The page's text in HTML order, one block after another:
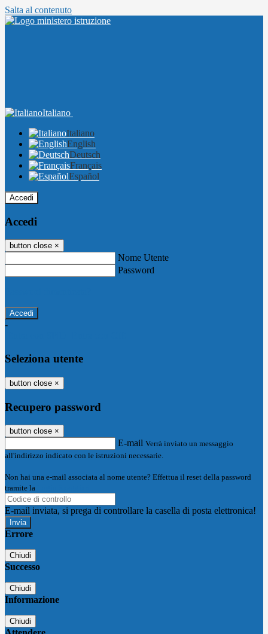
Salta al contenuto
Italiano
Italiano
English
Deutsch
Français
Español
Accedi
Accedi
button close ×
Nome Utente
Password
-
Seleziona utente
button close ×
Recupero password
button close ×
E-mail Verrà inviato un messaggio
all'indirizzo indicato con le istruzioni necessarie.
Non hai una e-mail associata al nome utente? Effettua il reset della password
tramite la
E-mail inviata, si prega di controllare la casella di posta elettronica!
Errore
Chiudi
Successo
Chiudi
Informazione
Chiudi